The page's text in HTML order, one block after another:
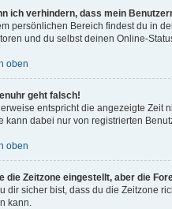
ich verhindern, dass mein
persönlichen Bereich findest du in
und du selbst deinen Online-
oben
geht falsch!
entspricht die angezeigte Zeit
kann dabei nur von registrierten
oben
die Zeitzone eingestellt, aber die
dir sicher bist, dass du die Zeitzone
kann.